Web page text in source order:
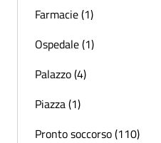
Farmacie (1)
Ospedale (1)
Palazzo (4)
Piazza (1)
Pronto soccorso (110)